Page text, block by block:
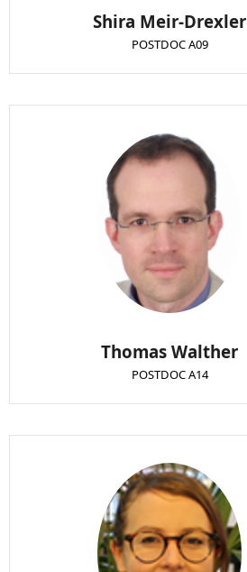
Shira Meir-Drexler
POSTDOC A09
Thomas Walther
POSTDOC A14